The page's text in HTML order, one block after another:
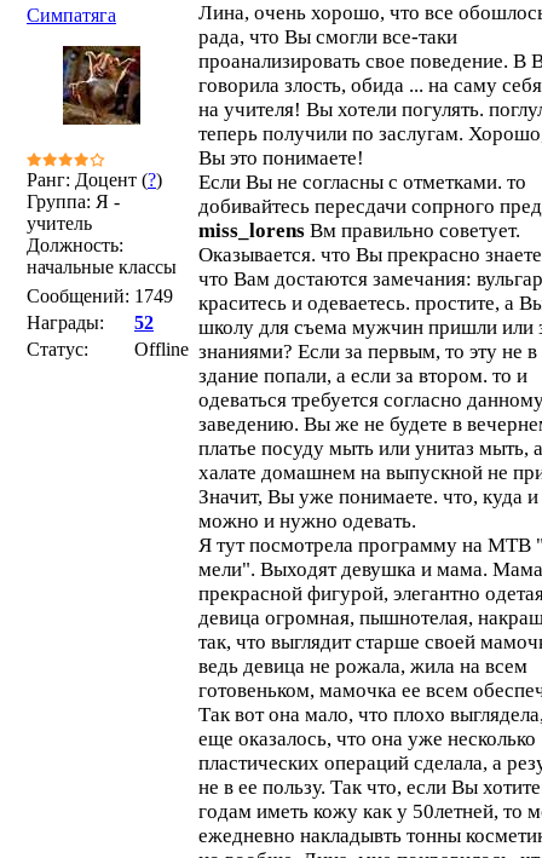
Симпатяга
Ранг: Доцент (?)
Группа: Я -
учитель
Должность:
начальные классы
Сообщений: 1749
Награды:
52
Статус:
Offline
Лина, очень хорошо, что все
рада, что Вы смогли все-таки
проанализировать свое поведение. В
говорила злость, обида ... на саму
на учителя! Вы хотели погулять.
теперь получили по заслугам.
Вы это понимаете!
Если Вы не согласны с отметками. то
добивайтесь пересдачи сопрного
miss_lorens Вм правильно советует.
Оказывается. что Вы прекрасно
что Вам достаются замечания:
краситесь и одеваетесь. простите, а
школу для съема мужчин пришли или
знаниями? Если за первым, то эту не в
здание попали, а если за втором. то и
одеваться требуется согласно
заведению. Вы же не будете в
платье посуду мыть или унитаз мыть,
халате домашнем на выпускной не
Значит, Вы уже понимаете. что, куда и
можно и нужно одевать.
Я тут посмотрела программу на МТВ
мели". Выходят девушка и мама.
прекрасной фигурой, элегантно
девица огромная, пышнотелая,
так, что выглядит старше своей
ведь девица не рожала, жила на всем
готовеньком, мамочка ее всем
Так вот она мало, что плохо
еще оказалось, что она уже несколько
пластических операций сделала, а
не в ее пользу. Так что, если Вы
годам иметь кожу как у 50летней, то
ежедневно накладывть тонны